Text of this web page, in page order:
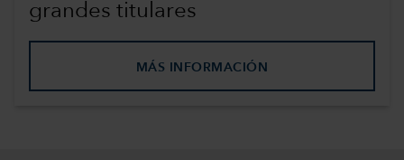
grandes titulares
MÁS INFORMACIÓN